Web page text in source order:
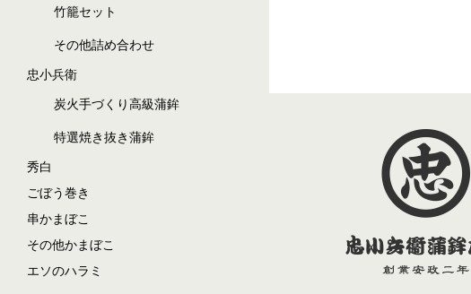
竹籠セット
その他詰め合わせ
忠小兵衛
炭火手づくり高級蒲鉾
特選焼き抜き蒲鉾
秀白
ごぼう巻き
串かまぼこ
その他かまぼこ
エソのハラミ